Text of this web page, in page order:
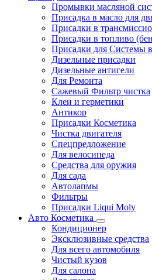
Промывки масляной
Присадка в масло для
Присадки в
Присадки в топливо
Присадки для Системы
Дизельные присадки
Дизельные антигели
Для Ремонта
Сажевый Фильтр чистка
Клеи и герметики
Антикор
Присадки Косметика
Чистка двигателя
Спецпредложение
Для велосипеда
Средства для оружия
Для сада
Автолапмы
Фильтры
Присадки Liqui Moly
Авто Косметика
Кондиционер
Эксклюзивные средства
Для всего автомобиля
Чистый кузов
Для салона